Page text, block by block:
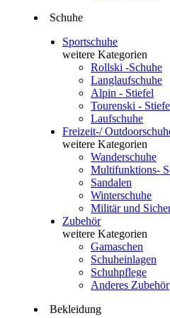
Schuhe
Sportschuhe
weitere Kategorien
Rollski -Schuhe
Langlaufschuhe
Alpin - Stiefel
Tourenski -
Laufschuhe
Freizeit-/
weitere Kategorien
Wanderschuhe
Multifunktions-
Sandalen
Winterschuhe
Militär und
Zubehör
weitere Kategorien
Gamaschen
Schuheinlagen
Schuhpflege
Anderes Zubehör
Bekleidung